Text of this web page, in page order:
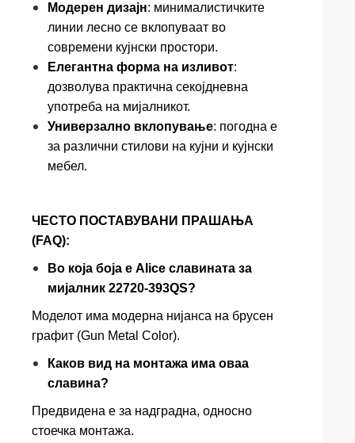
Модерен дизајн: минималистичките
линии лесно се вклопуваат во
современи кујнски простори.
Елегантна форма на изливот:
дозволува практична секојдневна
употреба на мијалникот.
Универзално вклопување: погодна е
за различни стилови на кујни и кујнски
мебел.
ЧЕСТО ПОСТАВУВАНИ ПРАШАЊА
(FAQ):
Во која боја е Alice славината за
мијалник 22720-393QS?
Моделот има модерна нијанса на брусен
графит (Gun Metal Color).
Каков вид на монтажа има оваа
славина?
Предвидена е за надградна, односно
стоечка монтажа.